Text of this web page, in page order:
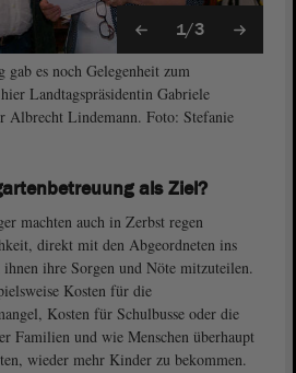
1/3
gab es noch Gelegenheit zum
Landtagspräsidentin Gabriele
Albrecht Lindemann. Foto: Stefanie
als Ziel?
machten auch in Zerbst regen
direkt mit den Abgeordneten ins
ihre Sorgen und Nöte mitzuteilen.
Kosten für die
Kosten für Schulbusse oder die
Familien und wie Menschen überhaupt
wieder mehr Kinder zu bekommen.